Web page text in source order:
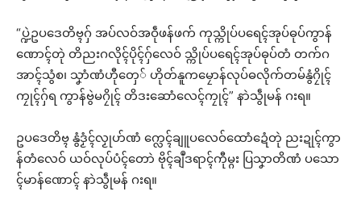
“ပ္ဍဲဥပဒေတိဗ္ၚဂှ် အပ်လဝ်အဝဵုဖန်ဖက် ကုသ္ကိုပ်ပရေၚ်အုပ်ဓုပ်ကွာန်
ဏောၚ်တုဲ တိညးဂလိုၚ်ပိုၚ်ဂှ်လေဝ် သ္ကိုပ်ပရေၚ်အုပ်ဓုပ်တံ တက်ဂ
အာၚ်သွံစ၊ သၞာံဏံဟီုတှေ် ဟိုတ်နူကမၠောန်လုပ်ဓလိုက်တမ်နွံဂၠိုၚ်
ကၠုၚ်ဂှ်ရ ကွာန်ဗွဲမဂၠိုၚ် တိဒးဆောံလေၚ်ကၠုၚ်” နာဲသွဵုမန် ဂးရ။
ဥပဒေတိဗ္ၚ နွံဒၟံၚ်လၟုဟ်ဏံ က္လေၚ်ချူပလေဝ်ထောံဍေံတုဲ ညးဍုၚ်ကွာ
န်တံလေဝ် ယဝ်လုပ်ပံၚ်တောဲ ဗိုၚ်ချဳဒရာၚ်ကီုမ္ဂး ပြသၞာတိဏံ ပသော
ၚ်မာန်ဏောၚ် နာဲသွဵုမန် ဂးရ။